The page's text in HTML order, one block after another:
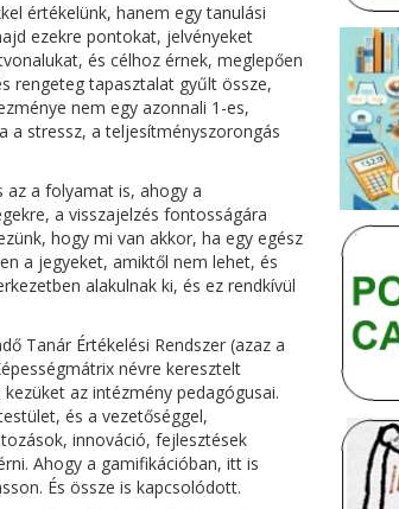
értékelünk, hanem egy tanulási
ezekre pontokat, jelvényeket
és célhoz érnek, meglepően
rengeteg tapasztalat gyűlt össze,
nem egy azonnali 1-es,
a stressz, a teljesítményszorongás
az a folyamat is, ahogy a
a visszajelzés fontosságára
hogy mi van akkor, ha egy egész
a jegyeket, amiktől nem lehet, és
alakulnak ki, és ez rendkívül
Tanár Értékelési Rendszer (azaz a
névre keresztelt
az intézmény pedagógusai.
és a vezetőséggel,
innováció, fejlesztések
Ahogy a gamifikációban, itt is
És össze is kapcsolódott.